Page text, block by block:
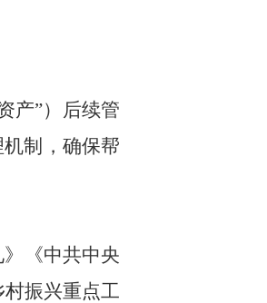
产”）后续管
制，确保帮
《中共中央
振兴重点工